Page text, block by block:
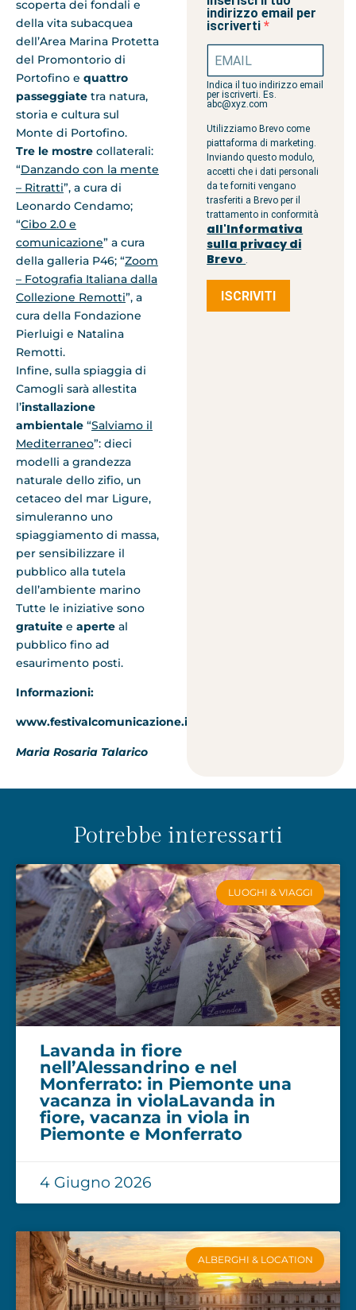
scoperta dei fondali e
della vita subacquea
dell’Area Marina Protetta
del Promontorio di
Portofino e quattro
passeggiate tra natura,
storia e cultura sul
Monte di Portofino.
Tre le mostre collaterali:
“Danzando con la mente
– Ritratti”, a cura di
Leonardo Cendamo;
“Cibo 2.0 e
comunicazione” a cura
della galleria P46; “Zoom
– Fotografia Italiana dalla
Collezione Remotti”, a
cura della Fondazione
Pierluigi e Natalina
Remotti.
Infine, sulla spiaggia di
Camogli sarà allestita
l’installazione
ambientale “Salviamo il
Mediterraneo”: dieci
modelli a grandezza
naturale dello zifio, un
cetaceo del mar Ligure,
simuleranno uno
spiaggiamento di massa,
per sensibilizzare il
pubblico alla tutela
dell’ambiente marino
Tutte le iniziative sono
gratuite e aperte al
pubblico fino ad
esaurimento posti.
Informazioni:
www.festivalcomunicazione.it
Maria Rosaria Talarico
indirizzo email per
iscriverti
Indica il tuo indirizzo email
per iscriverti. Es.
abc@xyz.com
Utilizziamo Brevo come
piattaforma di marketing.
Inviando questo modulo,
accetti che i dati personali
da te forniti vengano
trasferiti a Brevo per il
trattamento in conformità
all'Informativa
sulla privacy di
Brevo .
ISCRIVITI
Potrebbe interessarti
LUOGHI & VIAGGI
Lavanda in fiore
nell’Alessandrino e nel
Monferrato: in Piemonte una
vacanza in violaLavanda in
fiore, vacanza in viola in
Piemonte e Monferrato
4 Giugno 2026
ALBERGHI & LOCATION